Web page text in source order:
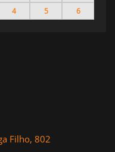
4 5 6
Filho, 802